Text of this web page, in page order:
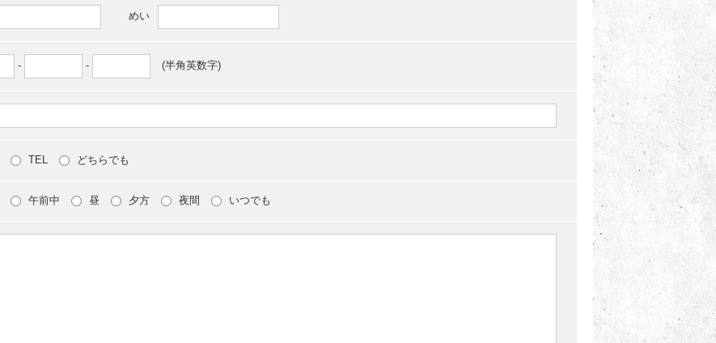
めい
- - (半角英数字)
TEL どちらでも
午前中 昼 夕方 夜間 いつでも